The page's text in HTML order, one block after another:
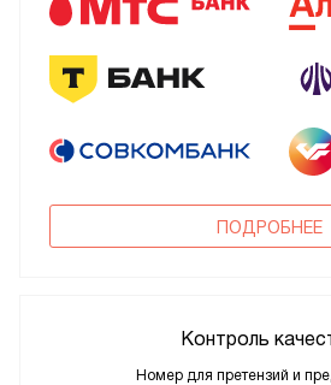
ПОДРОБНЕЕ
Контроль
Номер для претензий и